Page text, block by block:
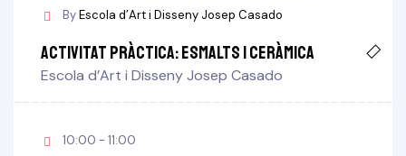
ByEscola d’Art i Disseny Josep Casado
Activitat pràctica: Esmalts i ceràmica
Escola d’Art i Disseny Josep Casado
10:00 - 11:00